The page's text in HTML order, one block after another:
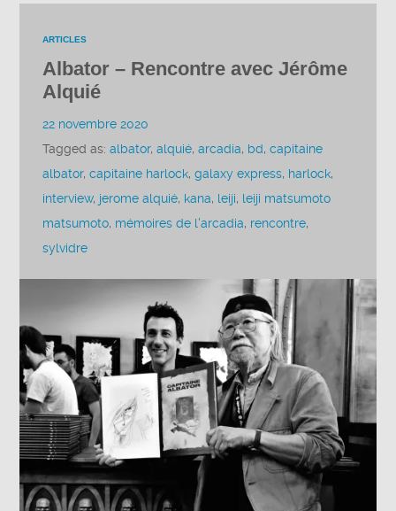
ARTICLES
Albator – Rencontre avec Jérôme
Alquié
22 novembre 2020
Tagged as:albator,alquié,arcadia, bd,capitaine
albator,capitaine harlock,galaxy express, harlock,
interview, jerome alquié, kana, leiji, leiji matsumoto
matsumoto, mémoires de l'arcadia, rencontre,
sylvidre